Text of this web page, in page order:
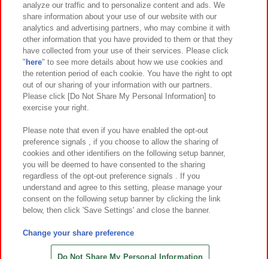
イベント・キャンペーン
関連会社 サステナビリティ サイトポリシー
プライバシーポリシー ウェブアクセシビリティ方針と検証結果
お取引先さまとともに
カスタマーハラスメント対応方針 よくあるご質問・お問い合わせ
©Bandai Namco Amusement Inc.
©Bandai Namco Amusement Lab Inc.
©HANAYASHIKI Co., Ltd. All Rights Reserved.
analyze our traffic and to personalize content and ads. We
share information about your use of our website with our
analytics and advertising partners, who may combine it with
other information that you have provided to them or that they
have collected from your use of their services. Please click
" here" to see more details about how we use cookies and
the retention period of each cookie. You have the right to opt
out of our sharing of your information with our partners.
Please click [Do Not Share My Personal Information] to
exercise your right.
Please note that even if you have enabled the opt-out
preference signals , if you choose to allow the sharing of
cookies and other identifiers on the following setup banner,
you will be deemed to have consented to the sharing
regardless of the opt-out preference signals . If you
understand and agree to this setting, please manage your
consent on the following setup banner by clicking the link
below, then click 'Save Settings' and close the banner.
Change your share preference
Do Not Share My Personal Information